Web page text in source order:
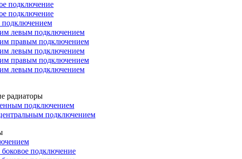
подключение
подключение
левым подключением
правым подключением
левым подключением
правым подключением
левым подключением
радиаторы
подключением
подключением
подключение